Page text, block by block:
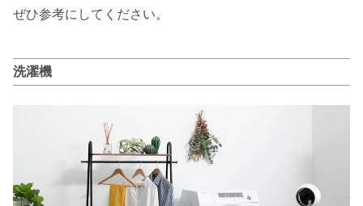
ぜひ参考にしてください。
洗濯機